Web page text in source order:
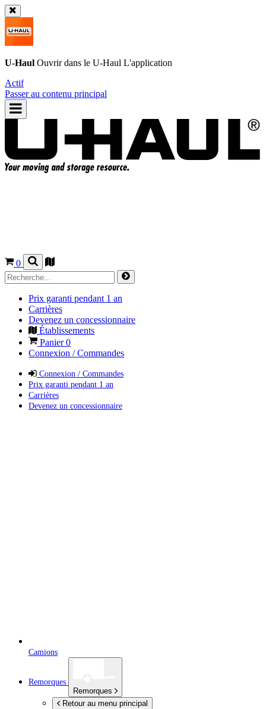
U-Haul Ouvrir dans le U-Haul L'application
Actif
Passer au contenu principal
0
Prix garanti pendant 1 an
Carrières
Devenez un concessionnaire
Établissements
Panier0
Connexion / Commandes
Connexion / Commandes
Prix garanti pendant 1 an
Carrières
Devenez un concessionnaire
Camions
Remorques
Remorques
Retour au menu principal